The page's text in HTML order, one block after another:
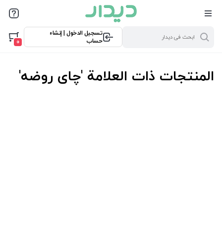
تسجيل الدخول | إنشاء
حساب
0
المنتجات ذات العلامة 'چای روضه'